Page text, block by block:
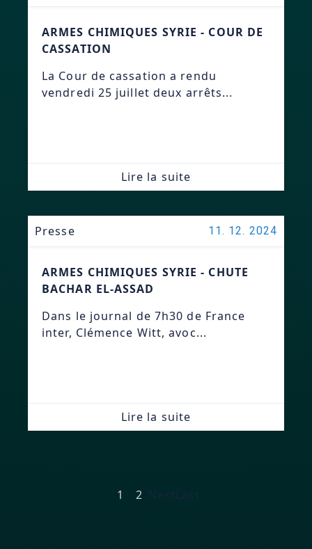
ARMES CHIMIQUES SYRIE - COUR DE
CASSATION
La Cour de cassation a rendu
vendredi 25 juillet deux arrêts...
Lire la suite
Presse 11. 12. 2024
ARMES CHIMIQUES SYRIE - CHUTE
BACHAR EL-ASSAD
Dans le journal de 7h30 de France
inter, Clémence Witt, avoc...
Lire la suite
1 2 Next Last